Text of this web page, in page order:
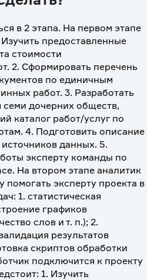
в 2 этапа. На первом этапе
предоставленные
стоимости
2. Сформировать перечень
по единичным
работ. 3. Разработать
семи дочерних обществ,
каталог работ/услуг по
4. Подготовить описание
данных. 5.
эксперту команды по
На втором этапе аналитик
помогать эксперту проекта в
1. статистическая
графиков
слов и т. п.); 2.
результатов
скриптов обработки
подключится к проекту
1. Изучить